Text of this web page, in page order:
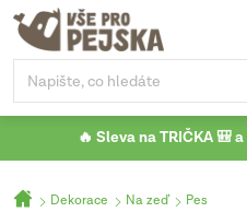
Přejít
obsah
🔥 Sleva na TRIČKA 🎒
DomůDekorace Na zeď Pes